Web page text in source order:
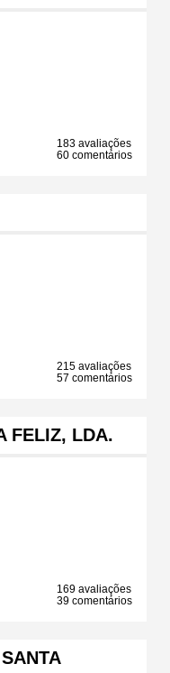
183 avaliações
60 comentários
215 avaliações
57 comentários
FELIZ, LDA.
169 avaliações
39 comentários